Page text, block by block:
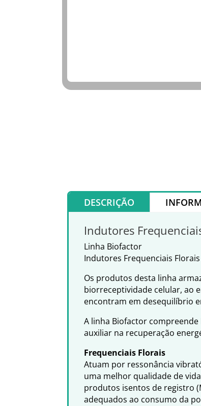
DESCRIÇÃO
Indutores
Linha Biofactor
Indutores Frequenciais Florais
Os produtos desta linha
biorreceptividade celular, ao
encontram em desequilíbrio
A linha Biofactor
auxiliar na recuperação
Frequenciais Florais
Atuam por ressonância
uma melhor qualidade de
produtos isentos de registro
adequados ao consumo da